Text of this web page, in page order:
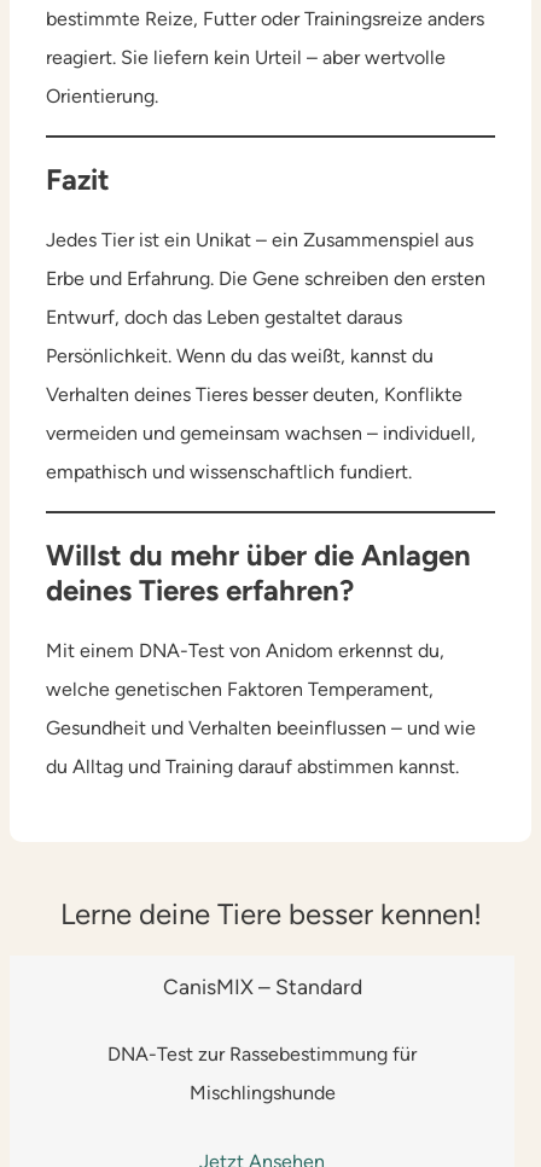
bestimmte Reize, Futter oder Trainingsreize anders
reagiert. Sie liefern kein Urteil – aber wertvolle
Orientierung.
Fazit
Jedes Tier ist ein Unikat – ein Zusammenspiel aus
Erbe und Erfahrung. Die Gene schreiben den ersten
Entwurf, doch das Leben gestaltet daraus
Persönlichkeit. Wenn du das weißt, kannst du
Verhalten deines Tieres besser deuten, Konflikte
vermeiden und gemeinsam wachsen – individuell,
empathisch und wissenschaftlich fundiert.
Willst du mehr über die Anlagen
deines Tieres erfahren?
Mit einem DNA-Test von Anidom erkennst du,
welche genetischen Faktoren Temperament,
Gesundheit und Verhalten beeinflussen – und wie
du Alltag und Training darauf abstimmen kannst.
Lerne deine Tiere besser kennen!
CanisMIX – Standard
DNA-Test zur Rassebestimmung für
Mischlingshunde
Jetzt Ansehen